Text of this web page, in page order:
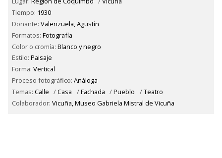
Tiempo: 1930
Donante: Valenzuela, Agustín
Formatos: Fotografía
Color o cromía: Blanco y negro
Estilo: Paisaje
Forma: Vertical
Proceso fotográfico: Análoga
Temas: Calle /Casa /Fachada /Pueblo /Teatro
Colaborador: Vicuña, Museo Gabriela Mistral de Vicuña